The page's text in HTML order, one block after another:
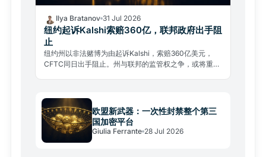
Ilya Bratanov 31 Jul 2026
纽约起诉Kalshi索赔360亿，联邦政府出手阻
止
纽约州以非法赌博为由起诉Kalshi，索赔360亿美元，
CFTC同日出手阻止。州与联邦的监管权之争，或将重塑
欧盟新武器：一次性封禁整个第三
国加密平台
Giulia Ferrante 28 Jul 2026